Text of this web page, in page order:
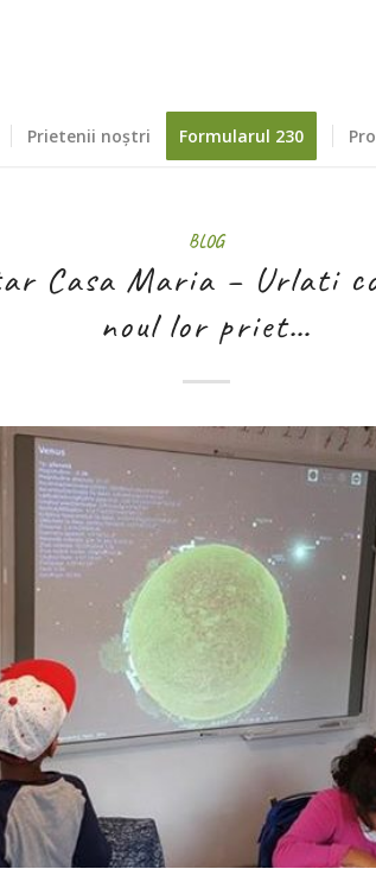
Prietenii noștri Formularul 230
BLOG
Casa Maria – Urlati
noul lor priet…